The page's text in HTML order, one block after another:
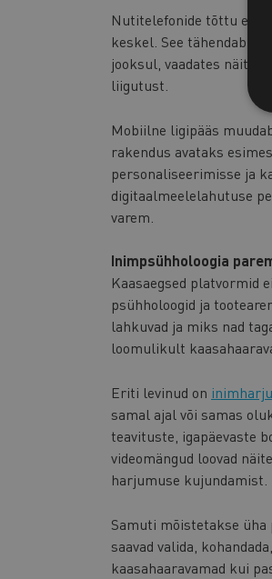
Nutitelefonide tõttu ei
keskel. See tähendab,
jooksul, vaadates
liigutust.
Mobiilne ligipääs
rakendus avataks
personaliseerimisse ja
digitaalmeelelahutuse
varem.
Inimpsühholoogia
Kaasaegsed platvormid
psühholoogid ja
lahkuvad ja miks nad
loomulikult
Eriti levinud on
samal ajal või samas
teavituste, igapäevaste
videomängud loovad
harjumuse kujundamist.
Samuti mõistetakse
saavad valida,
kaasahaaravamad kui